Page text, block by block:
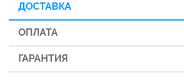
ДОСТАВКА
ОПЛАТА
ГАРАНТИЯ